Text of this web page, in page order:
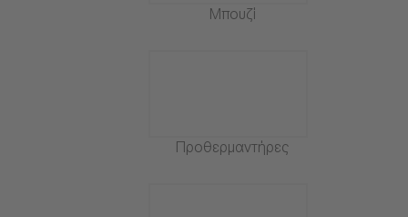
Μπουζί
Προθερμαντήρες